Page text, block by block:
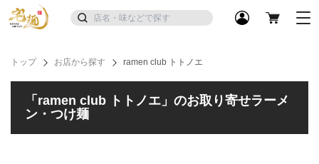
トップ お店から探す ramen club トトノエ
「ramen club トトノエ」のお取り寄せラーメ
ン・つけ麺